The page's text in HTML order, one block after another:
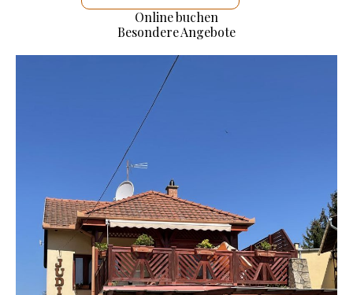
Online buchen
Besondere Angebote